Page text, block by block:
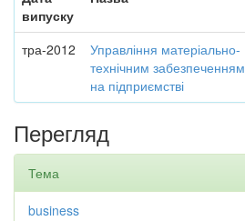
випуску
тра-2012
Управління матеріально-
технічним забезпеченням
на підприємстві
Перегляд
Тема
business